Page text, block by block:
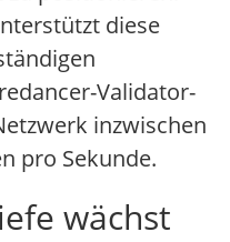
diese
Validator-
inzwischen
pro Sekunde.
wächst